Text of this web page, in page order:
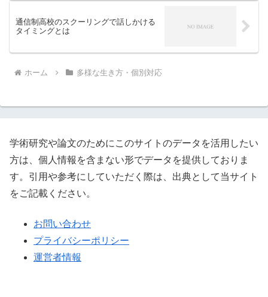
通信制高校のスクーリングで話しかける
タイミングとは
ホーム 多様な生き方・個別対応
学術研究や論文のためにこのサイトのデータを活用したい
方は、個人情報を含まない形でデータを提供しておりま
す。引用や参考にしていただく際は、出典として当サイト
をご記載ください。
お問い合わせ
プライバシーポリシー
運営者情報